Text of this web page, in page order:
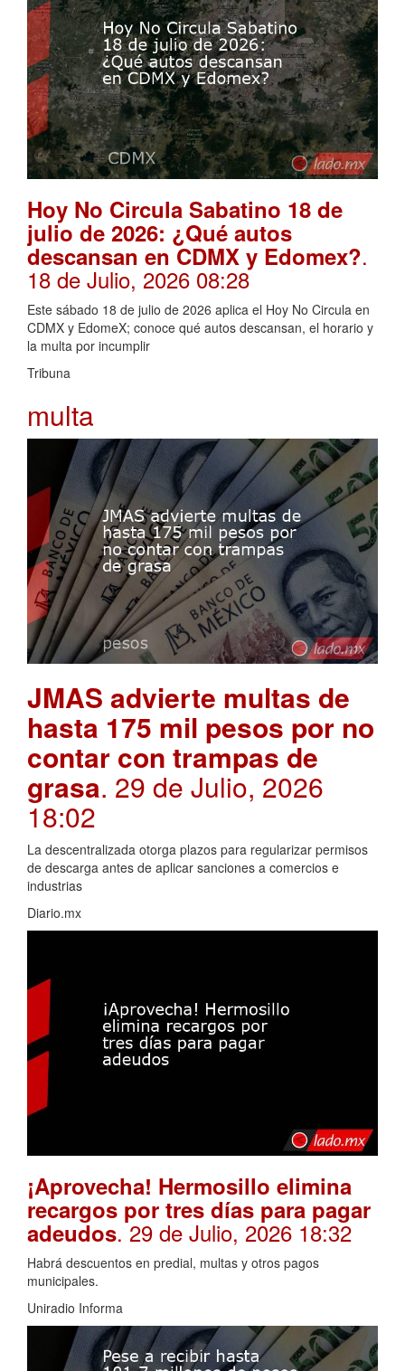
Hoy No Circula Sabatino 18 de
julio de 2026: ¿Qué autos
descansan en CDMX y Edomex?.
18 de Julio, 2026 08:28
Este sábado 18 de julio de 2026 aplica el Hoy No Circula en
CDMX y EdomeX; conoce qué autos descansan, el horario y
la multa por incumplir
Tribuna
multa
JMAS advierte multas de
hasta 175 mil pesos por no
contar con trampas de
grasa. 29 de Julio, 2026
18:02
La descentralizada otorga plazos para regularizar permisos
de descarga antes de aplicar sanciones a comercios e
industrias
Diario.mx
¡Aprovecha! Hermosillo elimina
recargos por tres días para pagar
adeudos. 29 de Julio, 2026 18:32
Habrá descuentos en predial, multas y otros pagos
municipales.
Uniradio Informa